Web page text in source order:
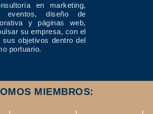
en marketing,
eventos, diseño de
y páginas web,
su empresa, con el
objetivos dentro del
portuario.
MIEMBROS: